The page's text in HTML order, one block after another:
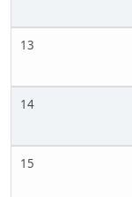
13
14
15